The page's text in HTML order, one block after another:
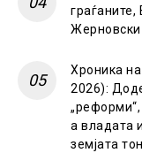
Хроника
2026):
„реформи“,
а владата
земјата